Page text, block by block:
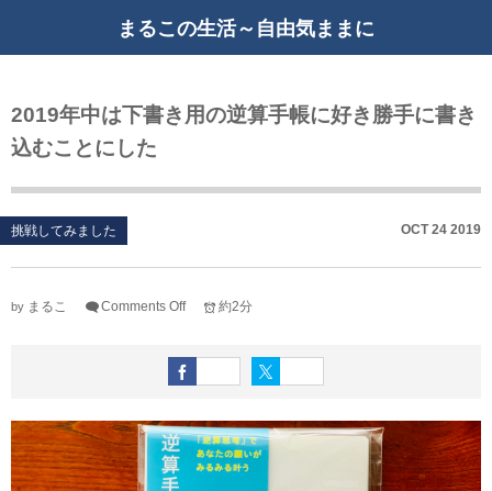
まるこの生活～自由気ままに
2019年中は下書き用の逆算手帳に好き勝手に書き
込むことにした
挑戦してみました OCT 24 2019
by まるこ Comments Off 約2分